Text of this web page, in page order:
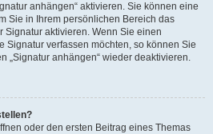
anhängen“ aktivieren. Sie können eine
Sie in Ihrem persönlichen Bereich das
Signatur aktivieren. Wenn Sie einen
Signatur verfassen möchten, so können Sie
„Signatur anhängen“ wieder deaktivieren.
oder den ersten Beitrag eines Themas